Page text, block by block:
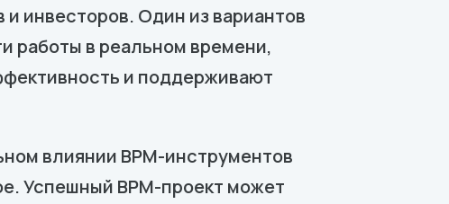
инвесторов. Один из вариантов
работы в реальном времени,
и поддерживают
влиянии BPM-инструментов
Успешный BPM-проект может